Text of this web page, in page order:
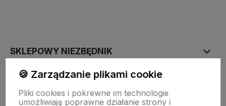
SKLEPOWY NIEZBĘDNIK
🍪 Zarządzanie plikami cookie
Pliki cookies i pokrewne im technologie
umożliwiają poprawne działanie strony i